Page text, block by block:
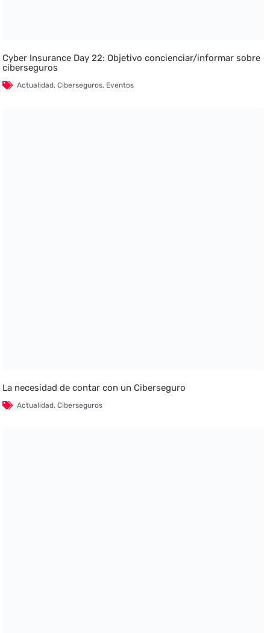
Cyber Insurance Day 22: Objetivo concienciar/informar sobre
ciberseguros
Actualidad,Ciberseguros, Eventos
La necesidad de contar con un Ciberseguro
Actualidad,Ciberseguros